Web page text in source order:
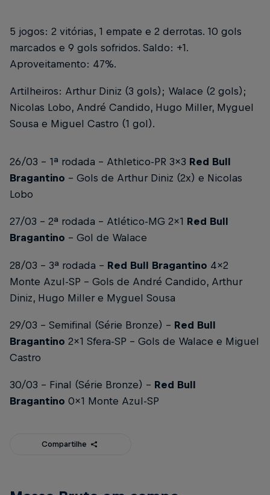
5 jogos: 2 vitórias, 1 empate e 2 derrotas. 10 gols
marcados e 9 gols sofridos. Saldo: +1.
Aproveitamento: 47%.
Artilheiros: Arthur Diniz (3 gols); Walace (2 gols);
Nicolas Lobo, André Candido, Hugo Miller, Myguel
Sousa e Miguel Castro (1 gol).
26/03 - 1ª rodada - Athletico-PR 3x3 Red Bull
Bragantino - Gols de Arthur Diniz (2x) e Nicolas
Lobo
27/03 - 2ª rodada - Atlético-MG 2x1 Red Bull
Bragantino - Gol de Walace
28/03 - 3ª rodada - Red Bull Bragantino 4x2
Monte Azul-SP - Gols de André Candido, Arthur
Diniz, Hugo Miller e Myguel Sousa
29/03 - Semifinal (Série Bronze) - Red Bull
Bragantino 2x1 Sfera-SP - Gols de Walace e Miguel
Castro
30/03 - Final (Série Bronze) - Red Bull
Bragantino 0x1 Monte Azul-SP
Compartilhe